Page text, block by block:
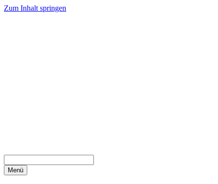
Zum Inhalt springen
Menü